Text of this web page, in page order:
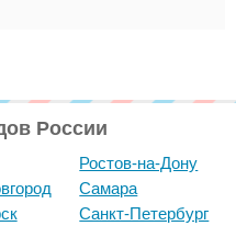
России
Ростов-на-Дону
Самара
Санкт-Петербург